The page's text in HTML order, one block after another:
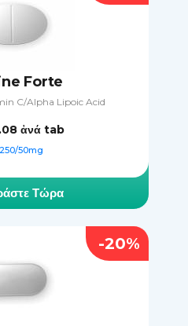
Forte
C/Alpha Lipoic Acid
ἀνά tab
50mg
Τώρα
-20%